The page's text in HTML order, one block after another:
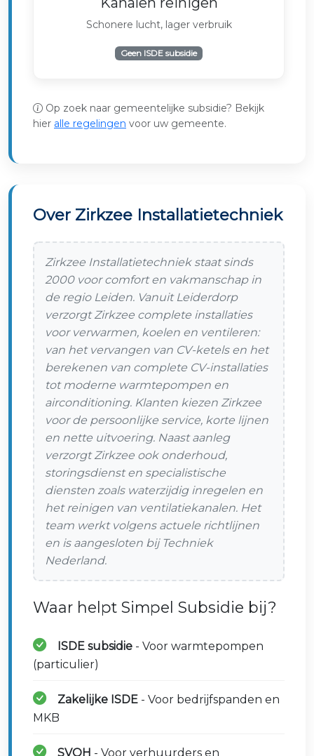
Schonere lucht, lager verbruik
Geen ISDE subsidie
Op zoek naar gemeentelijke subsidie? Bekijk
hier alle regelingen voor uw gemeente.
Over Zirkzee Installatietechniek
Zirkzee Installatietechniek staat sinds
2000 voor comfort en vakmanschap in
de regio Leiden. Vanuit Leiderdorp
verzorgt Zirkzee complete installaties
voor verwarmen, koelen en ventileren:
van het vervangen van CV-ketels en het
berekenen van complete CV-installaties
tot moderne warmtepompen en
airconditioning. Klanten kiezen Zirkzee
voor de persoonlijke service, korte lijnen
en nette uitvoering. Naast aanleg
verzorgt Zirkzee ook onderhoud,
storingsdienst en specialistische
diensten zoals waterzijdig inregelen en
het reinigen van ventilatiekanalen. Het
team werkt volgens actuele richtlijnen
en is aangesloten bij Techniek
Nederland.
Waar helpt Simpel Subsidie bij?
ISDE subsidie - Voor warmtepompen
(particulier)
Zakelijke ISDE - Voor bedrijfspanden en
MKB
SVOH - Voor verhuurders en